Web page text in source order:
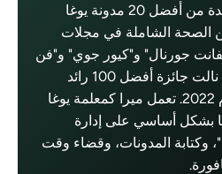
وقد حازت على لقب واحدة من أفضل 20 مدونة يوغا
الصحة الشاملة في مجلات
جورنال" و"كيور جوي" و"فن
تايمز جايد" و"أو إم تايمز". نالت جائزة أفضل 100 رائد
أعمال في سنغافورة عام 2022. تعمل ميرا كمعلمة يوغا
بشكل أساسي على إدارة
وكتابة المدونات، وقضاء وقت